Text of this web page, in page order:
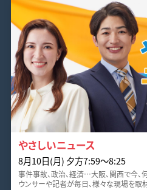
やさしいニュース
8月10日(月) 夕方7:59〜8:25
事件事故、政治、経済…大阪、関西で今、
ウンサーや記者が毎日、様々な現場を取